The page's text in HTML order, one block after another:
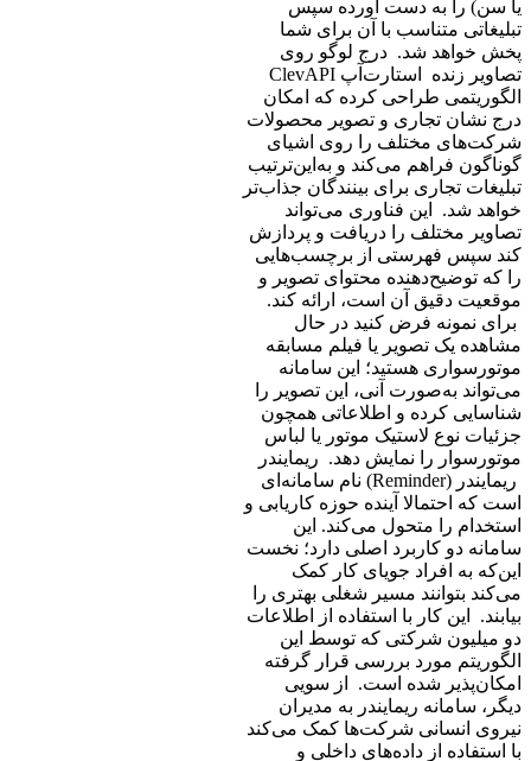
یا سن) را به دست آورده سپس
تبلیغاتی متناسب با آن برای شما
پخش خواهد شد. درج لوگو روی
الگوریتمی طراحی کرده که امکان
درج نشان تجاری و تصویر محصولات
شرکت‌های مختلف را روی اشیای
گوناگون فراهم می‌کند و به‌این‌ترتیب
تبلیغات تجاری برای بینندگان جذاب‌تر
خواهد شد. این فناوری می‌تواند
تصاویر مختلف را دریافت و پردازش
کند سپس فهرستی از برچسب‌هایی
را که توضیح‌دهنده محتوای تصویر و
موقعیت دقیق آن است، ارائه کند.
برای نمونه فرض کنید در حال
مشاهده یک تصویر یا فیلم مسابقه
موتورسواری هستید؛ این سامانه
می‌تواند به‌صورت آنی، این تصویر را
شناسایی کرده و اطلاعاتی همچون
جزئیات نوع لاستیک موتور یا لباس
موتورسوار را نمایش دهد. ریمایندر
ریمایندر (Reminder) نام سامانه‌ای
است که احتمالا آینده حوزه کاریابی و
استخدام را متحول می‌کند. این
سامانه دو کاربرد اصلی دارد؛ نخست
این‌که به افراد جویای کار کمک
می‌کند بتوانند مسیر شغلی بهتری را
بیابند. این کار با استفاده از اطلاعات
دو میلیون شرکتی که توسط این
الگوریتم مورد بررسی قرار گرفته
امکان‌پذیر شده است. از سویی
دیگر، سامانه ریمایندر به مدیران
نیروی انسانی شرکت‌ها کمک می‌کند
با استفاده از داده‌های داخلی و